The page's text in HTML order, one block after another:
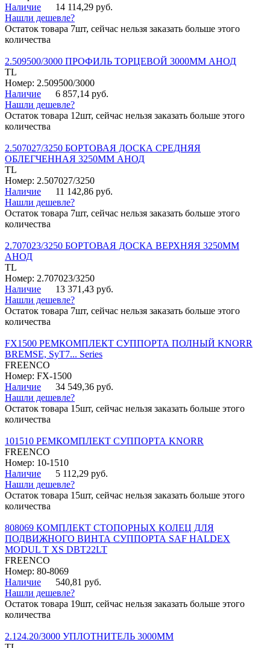
Наличие
14 114,29 руб.
Нашли дешевле?
Остаток товара 7шт, сейчас нельзя заказать больше этого
количества
2.509500/3000 ПРОФИЛЬ ТОРЦЕВОЙ 3000ММ АНОД
TL
Номер: 2.509500/3000
Наличие
6 857,14 руб.
Нашли дешевле?
Остаток товара 12шт, сейчас нельзя заказать больше этого
количества
2.507027/3250 БОРТОВАЯ ДОСКА СРЕДНЯЯ
ОБЛЕГЧЕННАЯ 3250ММ АНОД
TL
Номер: 2.507027/3250
Наличие
11 142,86 руб.
Нашли дешевле?
Остаток товара 7шт, сейчас нельзя заказать больше этого
количества
2.707023/3250 БОРТОВАЯ ДОСКА ВЕРХНЯЯ 3250ММ
АНОД
TL
Номер: 2.707023/3250
Наличие
13 371,43 руб.
Нашли дешевле?
Остаток товара 7шт, сейчас нельзя заказать больше этого
количества
FX1500 РЕМКОМПЛЕКТ СУППОРТА ПОЛНЫЙ KNORR
BREMSE, SyT7... Series
FREENCO
Номер: FX-1500
Наличие
34 549,36 руб.
Нашли дешевле?
Остаток товара 15шт, сейчас нельзя заказать больше этого
количества
101510 РЕМКОМПЛЕКТ СУППОРТА KNORR
FREENCO
Номер: 10-1510
Наличие
5 112,29 руб.
Нашли дешевле?
Остаток товара 15шт, сейчас нельзя заказать больше этого
количества
808069 КОМПЛЕКТ СТОПОРНЫХ КОЛЕЦ ДЛЯ
ПОДВИЖНОГО ВИНТА СУППОРТА SAF HALDEX
MODUL T XS DBT22LT
FREENCO
Номер: 80-8069
Наличие
540,81 руб.
Нашли дешевле?
Остаток товара 19шт, сейчас нельзя заказать больше этого
количества
2.124.20/3000 УПЛОТНИТЕЛЬ 3000ММ